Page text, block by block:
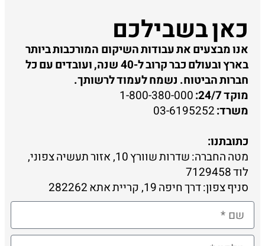
כאן בשבילכם
אנו מבצעים את עבודות השיקום המורכבות ביותר
בארץ ובעולם כבר קרוב ל-40 שנה, ועובדים עם כל
חברות הביטוח. נשמח לעמוד לרשותך.
מוקד 24/7:
1-800-380-000
משרד:03-6195252
כתובתנו:
מטה החברה: שדרות שוורץ 10, אזור תעשיה צפוני,
לוד 7129458
סניף צפון: דרך חיפה 19, קריית אתא 282262